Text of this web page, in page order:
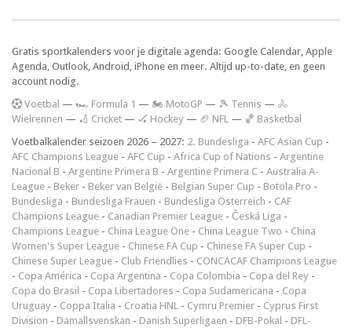
Gratis sportkalenders voor je digitale agenda: Google Calendar, Apple
Agenda, Outlook, Android, iPhone en meer. Altijd up-to-date, en geen
account nodig.
Voetbal — 🏎️ Formula 1 — 🏍 MotoGP — 🎾 Tennis — 🚴
Wielrennen — 🏏 Cricket — 🏑 Hockey — 🏈 NFL — 🏀 Basketbal
Voetbalkalender seizoen 2026 – 2027: 2. Bundesliga - AFC Asian Cup -
AFC Champions League - AFC Cup - Africa Cup of Nations - Argentine
Nacional B - Argentine Primera B - Argentine Primera C - Australia A-
League - Beker - Beker van België - Belgian Super Cup - Botola Pro -
Bundesliga - Bundesliga Frauen - Bundesliga Österreich - CAF
Champions League - Canadian Premier League - Česká Liga -
Champions League - China League One - China League Two - China
Women's Super League - Chinese FA Cup - Chinese FA Super Cup -
Chinese Super League - Club Friendlies - CONCACAF Champions League
- Copa América - Copa Argentina - Copa Colombia - Copa del Rey -
Copa do Brasil - Copa Libertadores - Copa Sudamericana - Copa
Uruguay - Coppa Italia - Croatia HNL - Cymru Premier - Cyprus First
Division - Damallsvenskan - Danish Superligaen - DFB-Pokal - DFL-